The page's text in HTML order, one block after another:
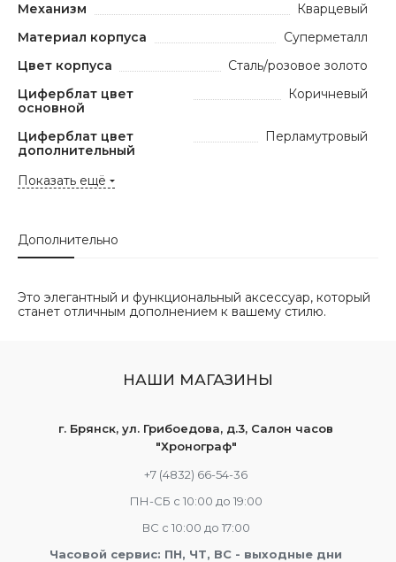
Механизм
Кварцевый
Материал корпуса
Суперметалл
Цвет корпуса
Сталь/розовое золото
Циферблат цвет
основной
Коричневый
Циферблат цвет
дополнительный
Перламутровый
Показать ещё
Дополнительно
Это элегантный и функциональный аксессуар, который
станет отличным дополнением к вашему стилю.
НАШИ МАГАЗИНЫ
г. Брянск, ул. Грибоедова, д.3, Салон часов
"Хронограф"
+7 (4832) 66-54-36
ПН-СБ с 10:00 до 19:00
ВС с 10:00 до 17:00
Часовой сервис: ПН, ЧТ, ВС - выходные дни